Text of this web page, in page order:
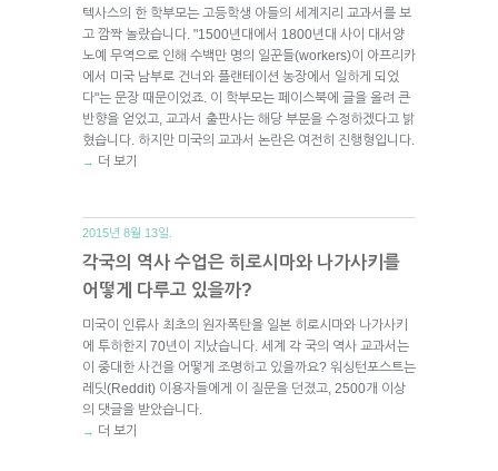
텍사스의 한 학부모는 고등학생 아들의 세계지리 교과서를 보
고 깜짝 놀랐습니다. "1500년대에서 1800년대 사이 대서양
노예 무역으로 인해 수백만 명의 일꾼들(workers)이 아프리카
에서 미국 남부로 건너와 플랜테이션 농장에서 일하게 되었
다"는 문장 때문이었죠. 이 학부모는 페이스북에 글을 올려 큰
반향을 얻었고, 교과서 출판사는 해당 부분을 수정하겠다고 밝
혔습니다. 하지만 미국의 교과서 논란은 여전히 진행형입니다.
→ 더 보기
2015년 8월 13일.
각국의 역사 수업은 히로시마와 나가사키를
어떻게 다루고 있을까?
미국이 인류사 최초의 원자폭탄을 일본 히로시마와 나가사키
에 투하한지 70년이 지났습니다. 세계 각 국의 역사 교과서는
이 중대한 사건을 어떻게 조명하고 있을까요? 워싱턴포스트는
레딧(Reddit) 이용자들에게 이 질문을 던졌고, 2500개 이상
의 댓글을 받았습니다.
→ 더 보기